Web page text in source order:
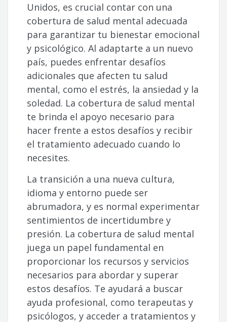
Unidos, es crucial contar con una
cobertura de salud mental adecuada
para garantizar tu bienestar emocional
y psicológico. Al adaptarte a un nuevo
país, puedes enfrentar desafíos
adicionales que afecten tu salud
mental, como el estrés, la ansiedad y la
soledad. La cobertura de salud mental
te brinda el apoyo necesario para
hacer frente a estos desafíos y recibir
el tratamiento adecuado cuando lo
necesites.
La transición a una nueva cultura,
idioma y entorno puede ser
abrumadora, y es normal experimentar
sentimientos de incertidumbre y
presión. La cobertura de salud mental
juega un papel fundamental en
proporcionar los recursos y servicios
necesarios para abordar y superar
estos desafíos. Te ayudará a buscar
ayuda profesional, como terapeutas y
psicólogos, y acceder a tratamientos y